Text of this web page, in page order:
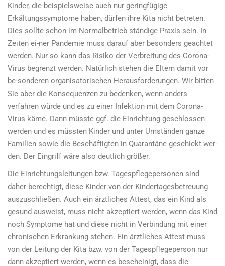
Kinder, die beispielsweise auch nur geringfügige
Erkältungssymptome haben, dürfen ihre Kita nicht betreten.
Dies sollte schon im Normalbetrieb ständige Praxis sein. In
Zeiten ei-ner Pandemie muss darauf aber besonders geachtet
werden. Nur so kann das Risiko der Verbreitung des Corona-
Virus begrenzt werden. Natürlich stehen die Eltern damit vor
be-sonderen organisatorischen Herausforderungen. Wir bitten
Sie aber die Konsequenzen zu bedenken, wenn anders
verfahren würde und es zu einer Infektion mit dem Corona-
Virus käme. Dann müsste ggf. die Einrichtung geschlossen
werden und es müssten Kinder und unter Umständen ganze
Familien sowie die Beschäftigten in Quarantäne geschickt wer-
den. Der Eingriff wäre also deutlich größer.
Die Einrichtungsleitungen bzw. Tagespflegepersonen sind
daher berechtigt, diese Kinder von der Kindertagesbetreuung
auszuschließen. Auch ein ärztliches Attest, das ein Kind als
gesund ausweist, muss nicht akzeptiert werden, wenn das Kind
noch Symptome hat und diese nicht in Verbindung mit einer
chronischen Erkrankung stehen. Ein ärztliches Attest muss
von der Leitung der Kita bzw. von der Tagespflegeperson nur
dann akzeptiert werden, wenn es bescheinigt, dass die